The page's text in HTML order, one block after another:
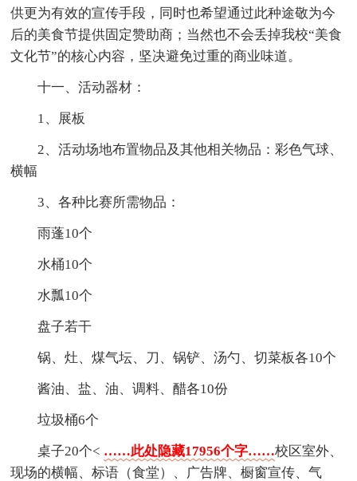
供更为有效的宣传手段，同时也希望通过此种途敬为今
后的美食节提供固定赞助商；当然也不会丢掉我校“美食
文化节”的核心内容，坚决避免过重的商业味道。
十一、活动器材：
1、展板
2、活动场地布置物品及其他相关物品：彩色气球、
横幅
3、各种比赛所需物品：
雨蓬10个
水桶10个
水瓢10个
盘子若干
锅、灶、煤气坛、刀、锅铲、汤勺、切菜板各10个
酱油、盐、油、调料、醋各10份
垃圾桶6个
桌子20个< ……此处隐藏17956个字……校区室外、
现场的横幅、标语（食堂）、广告牌、橱窗宣传、气